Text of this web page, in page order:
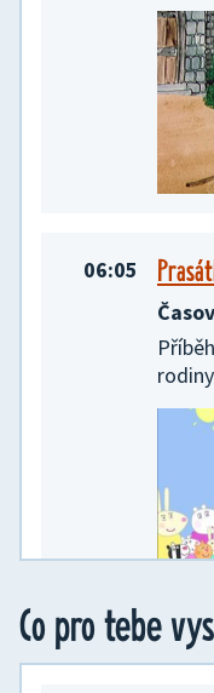
06:05
rodiny
06:10
Co pro tebe